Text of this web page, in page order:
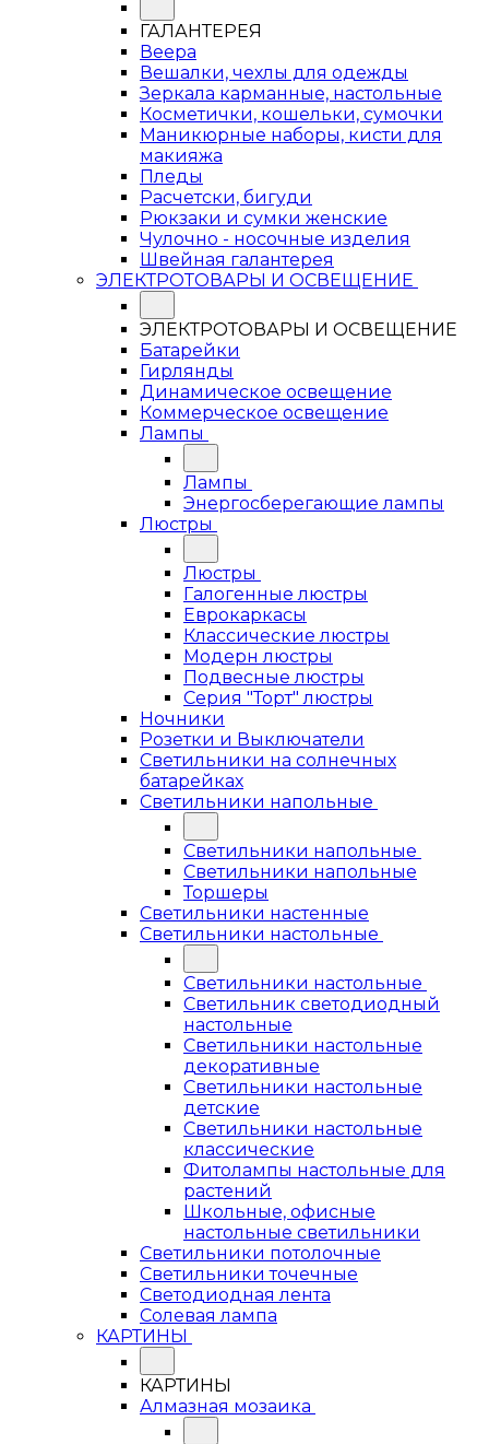
ГАЛАНТЕРЕЯ
Веера
Вешалки, чехлы для одежды
Зеркала карманные, настольные
Косметички, кошельки, сумочки
Маникюрные наборы, кисти для
макияжа
Пледы
Расчетски, бигуди
Рюкзаки и сумки женские
Чулочно - носочные изделия
Швейная галантерея
ЭЛЕКТРОТОВАРЫ И ОСВЕЩЕНИЕ
ЭЛЕКТРОТОВАРЫ И ОСВЕЩЕНИЕ
Батарейки
Гирлянды
Динамическое освещение
Коммерческое освещение
Лампы
Лампы
Энергосберегающие лампы
Люстры
Люстры
Галогенные люстры
Еврокаркасы
Классические люстры
Модерн люстры
Подвесные люстры
Серия "Торт" люстры
Ночники
Розетки и Выключатели
Светильники на солнечных
батарейках
Светильники напольные
Светильники напольные
Светильники напольные
Торшеры
Светильники настенные
Светильники настольные
Светильники настольные
Светильник светодиодный
настольные
Светильники настольные
декоративные
Светильники настольные
детские
Светильники настольные
классические
Фитолампы настольные для
растений
Школьные, офисные
настольные светильники
Светильники потолочные
Светильники точечные
Светодиодная лента
Солевая лампа
КАРТИНЫ
КАРТИНЫ
Алмазная мозаика